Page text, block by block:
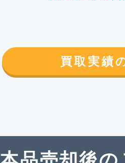
買取実績